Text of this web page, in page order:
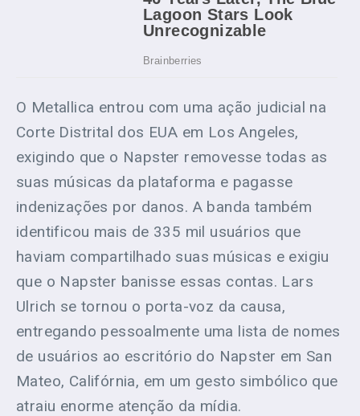
O Metallica entrou com uma ação judicial na
Corte Distrital dos EUA em Los Angeles,
exigindo que o Napster removesse todas as
suas músicas da plataforma e pagasse
indenizações por danos. A banda também
identificou mais de 335 mil usuários que
haviam compartilhado suas músicas e exigiu
que o Napster banisse essas contas. Lars
Ulrich se tornou o porta-voz da causa,
entregando pessoalmente uma lista de nomes
de usuários ao escritório do Napster em San
Mateo, Califórnia, em um gesto simbólico que
atraiu enorme atenção da mídia.